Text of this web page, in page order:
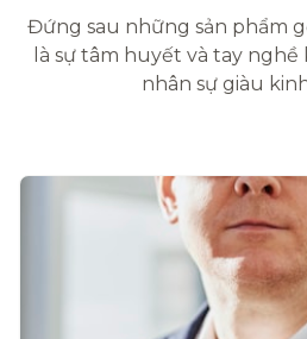
Đứng sau những sản phẩm
là sự tâm huyết và tay
nhân sự giàu